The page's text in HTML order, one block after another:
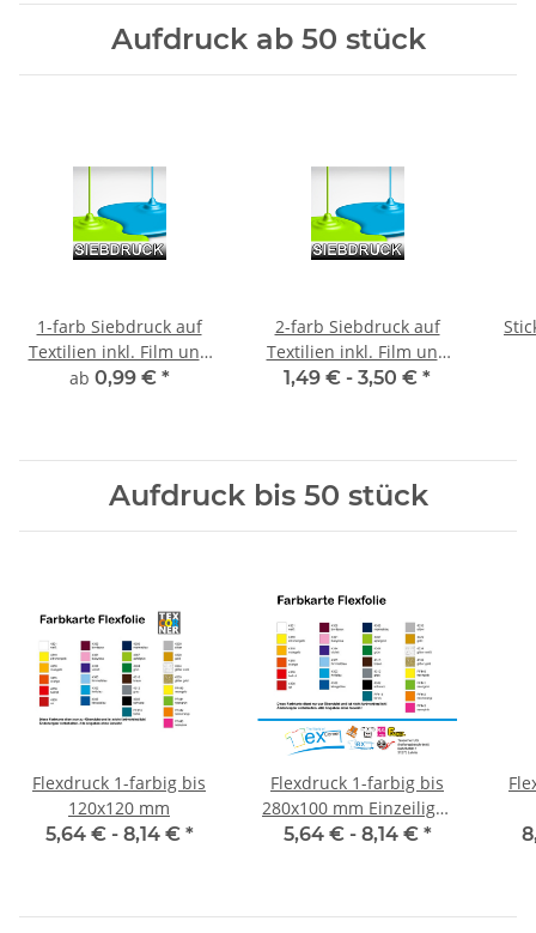
Aufdruck ab 50 stück
1-farb Siebdruck auf
Textilien inkl. Film und
Sieberstellung
ab 0,99 € *
2-farb Siebdruck auf
Textilien inkl. Film und
Sieberstellung
1,49 € - 3,50 € *
Aufdruck bis 50 stück
Flexdruck 1-farbig bis
120x120 mm
5,64 € - 8,14 € *
Flexdruck 1-farbig bis
280x100 mm Einzeiliger
Druck
5,64 € - 8,14 € *